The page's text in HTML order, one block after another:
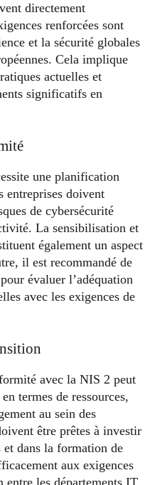
directement
renforcées sont
et la sécurité globales
Cela implique
actuelles et
significatifs en
une planification
entreprises doivent
de cybersécurité
La sensibilisation et
également un aspect
il est recommandé de
évaluer l’adéquation
avec les exigences de
avec la NIS 2 peut
termes de ressources,
au sein des
être prêtes à investir
et dans la formation de
aux exigences